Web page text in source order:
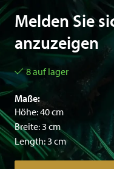
Melden Sie
anzuzeigen
8 auf lager
Maße:
Höhe: 40 cm
Breite: 3 cm
Length: 3 cm